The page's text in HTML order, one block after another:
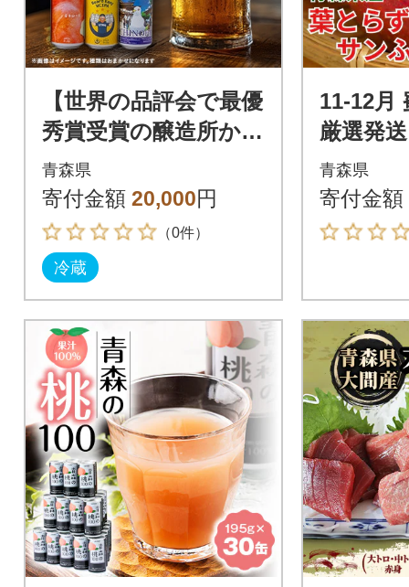
【世界の品評会で最優
秀賞受賞の醸造所から
お届け】クラフトビ
ール 限定6種類 6本
セット
青森県
寄付金額 20,000円
（0件）
冷蔵
11-12月
厳選発
んご 訳
サンふ
g
青森県
寄付金額